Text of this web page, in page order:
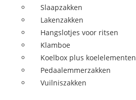
Slaapzakken
Lakenzakken
Hangslotjes voor ritsen
Klamboe
Koelbox plus koelelementen
Pedaalemmerzakken
Vuilniszakken